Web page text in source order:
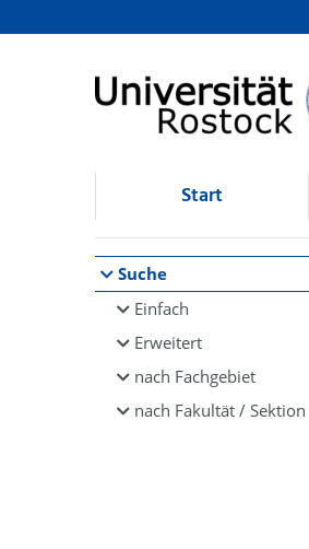
Browsen
direkt zum Inhalt
Start
Suche
Einfach
Erweitert
nach Fachgebiet
nach Fakultät / Sektion